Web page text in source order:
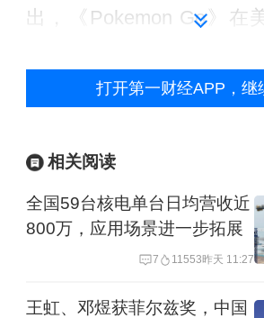
出，《Pokemon Go》在
79%。如果能登陆中国或
GO》带来极大的振兴效应。
打开第一财经APP，继
相关阅读
全国59台核电单台日均营收近
800万，应用场景进一步拓展
7 11553昨天 11:27
王虹、邓煜获菲尔兹奖，中国